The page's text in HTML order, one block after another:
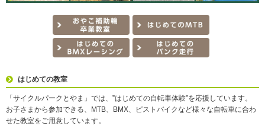
はじめての教室
「サイクルパークとやま」では、”はじめての自転車体験”を応援しています。
お子さまから参加できる、MTB、BMX、ピストバイクなど様々な自転車に合わ
せた教室をご用意しています。